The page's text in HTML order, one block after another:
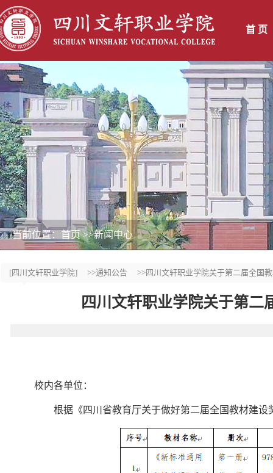
[四川文轩职业学院] >>通知公告 >>四川文轩职业学院关于第二届全国
四川文轩职业学院关于第
校内各单位：
根据《四川省教育厅关于做好第二届全国教材建
当前位置：首页>>新闻中心
首 页